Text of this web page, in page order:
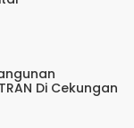
Di Cekungan